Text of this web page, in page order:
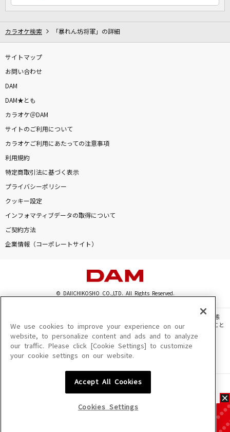
カラオケをもっと楽しもう！
カラオケ検索 「暴れん坊将軍」の詳細
サイトマップ
お問い合わせ
DAM
DAM★とも
カラオケ＠DAM
サイトのご利用について
カラオケご利用にあたっての注意事項
利用規約
特定商取引法に基づく表示
プライバシーポリシー
クッキー設定
インフォマティブデータの取得について
ご契約方法
企業情報（コーポレートサイト）
© DAIICHIKOSHO CO.,LTD. All Rights Reserved.
このサイトに掲載されている一切の文章・画像・写真・動画・音声等を、手段や形態
を問わず、著作権法の定める範囲を超えて無断で複製、転載、ファイル化などすること
を禁じます。
楽曲及びコンテンツは、機種によりご利用いただけない場合があります。
楽曲及びコンテンツの配信日、配信内容が変更になる場合があります。
We use cookies to improve your experience on our
website, to personalize content and ads and to analyze
our traffic. Please click [Cookie Settings] to customize
your cookie settings on our website.
Accept All Cookies
Cookies Settings